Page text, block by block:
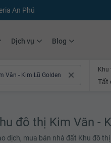
viên Youhomers
Dịch vụ Blog
Khu
Tất
đô thị Kim Văn -
dịch, mua bán nhà đất Khu đô